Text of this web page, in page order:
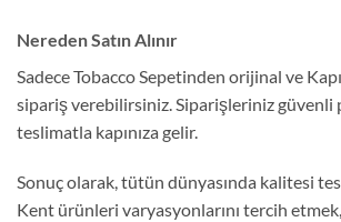
Nereden Satın Alınır
Sadece Tobacco Sepetinden orijinal ve
sipariş verebilirsiniz. Siparişleriniz güvenli
teslimatla kapınıza gelir.
Sonuç olarak, tütün dünyasında kalitesi
Kent ürünleri varyasyonlarını tercih